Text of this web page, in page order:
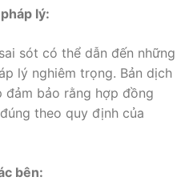
lý:
sót có thể dẫn đến những
lý nghiêm trọng. Bản dịch
đảm bảo rằng hợp đồng
theo quy định của
bên: